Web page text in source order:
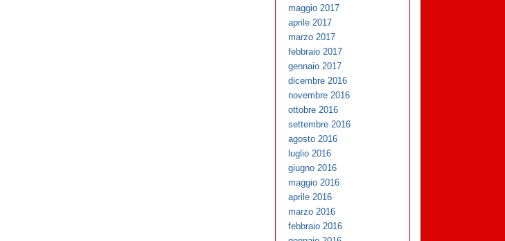
maggio 2017
aprile 2017
marzo 2017
febbraio 2017
gennaio 2017
dicembre 2016
novembre 2016
ottobre 2016
settembre 2016
agosto 2016
luglio 2016
giugno 2016
maggio 2016
aprile 2016
marzo 2016
febbraio 2016